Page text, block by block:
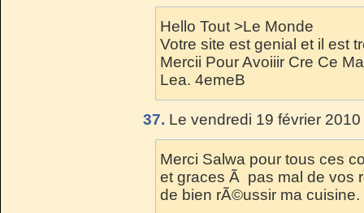
Hello Tout >Le Monde
Votre site est genial et il est
Mercii Pour Avoiiir Cre Ce
Lea. 4emeB
37. Le vendredi 19 février
Merci Salwa pour tous ces
et graces Ã pas mal de vos
de bien rÃ©ussir ma